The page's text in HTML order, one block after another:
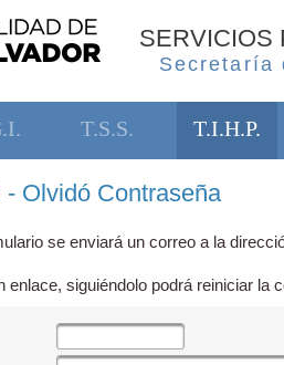
SERVICIOS
Secretaría
T.S.S. T.I.H.P.
- Olvidó Contraseña
se enviará un correo a la
enlace, siguiéndolo podrá reiniciar la